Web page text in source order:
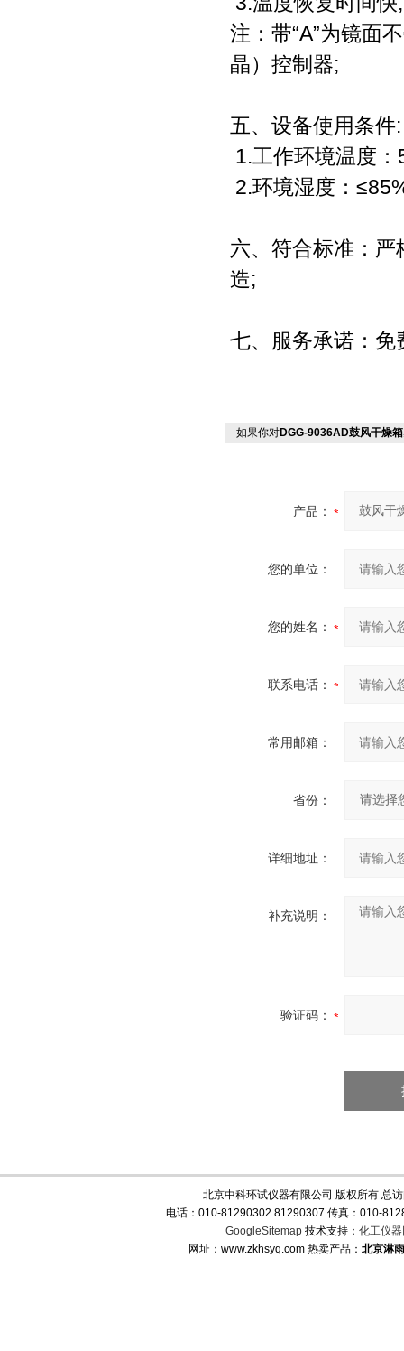
注：带“A”为镜面
晶）控制器;
五、设备使用条件:
1.工作环境温度
2.环境湿度：
六、符合标准：
造;
七、服务承诺：免
如果你对DGG-9036AD鼓风干燥箱
产品：
您的单位：
您的姓名：
联系电话：
常用邮箱：
省份：
详细地址：
补充说明：
验证码：
北京中科环试仪器有限公司 版权所有 总
电话：010-81290302 81290307 传真：010-
GoogleSitemap技术支持： 化工仪器
网址：www.zkhsyq.com 热卖产品： 北京淋